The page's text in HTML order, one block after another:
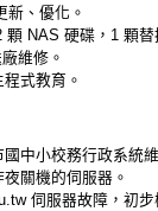
新、優化。
NAS 硬碟，1 顆
維修。
式教育。
中小校務行政系統
關機的伺服器。
伺服器故障，初